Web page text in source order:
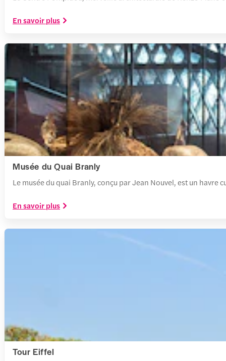
En savoir plus
Musée du Quai Branly
Le musée du quai Branly, conçu par Jean Nouvel, est un
En savoir plus
Tour Eiffel